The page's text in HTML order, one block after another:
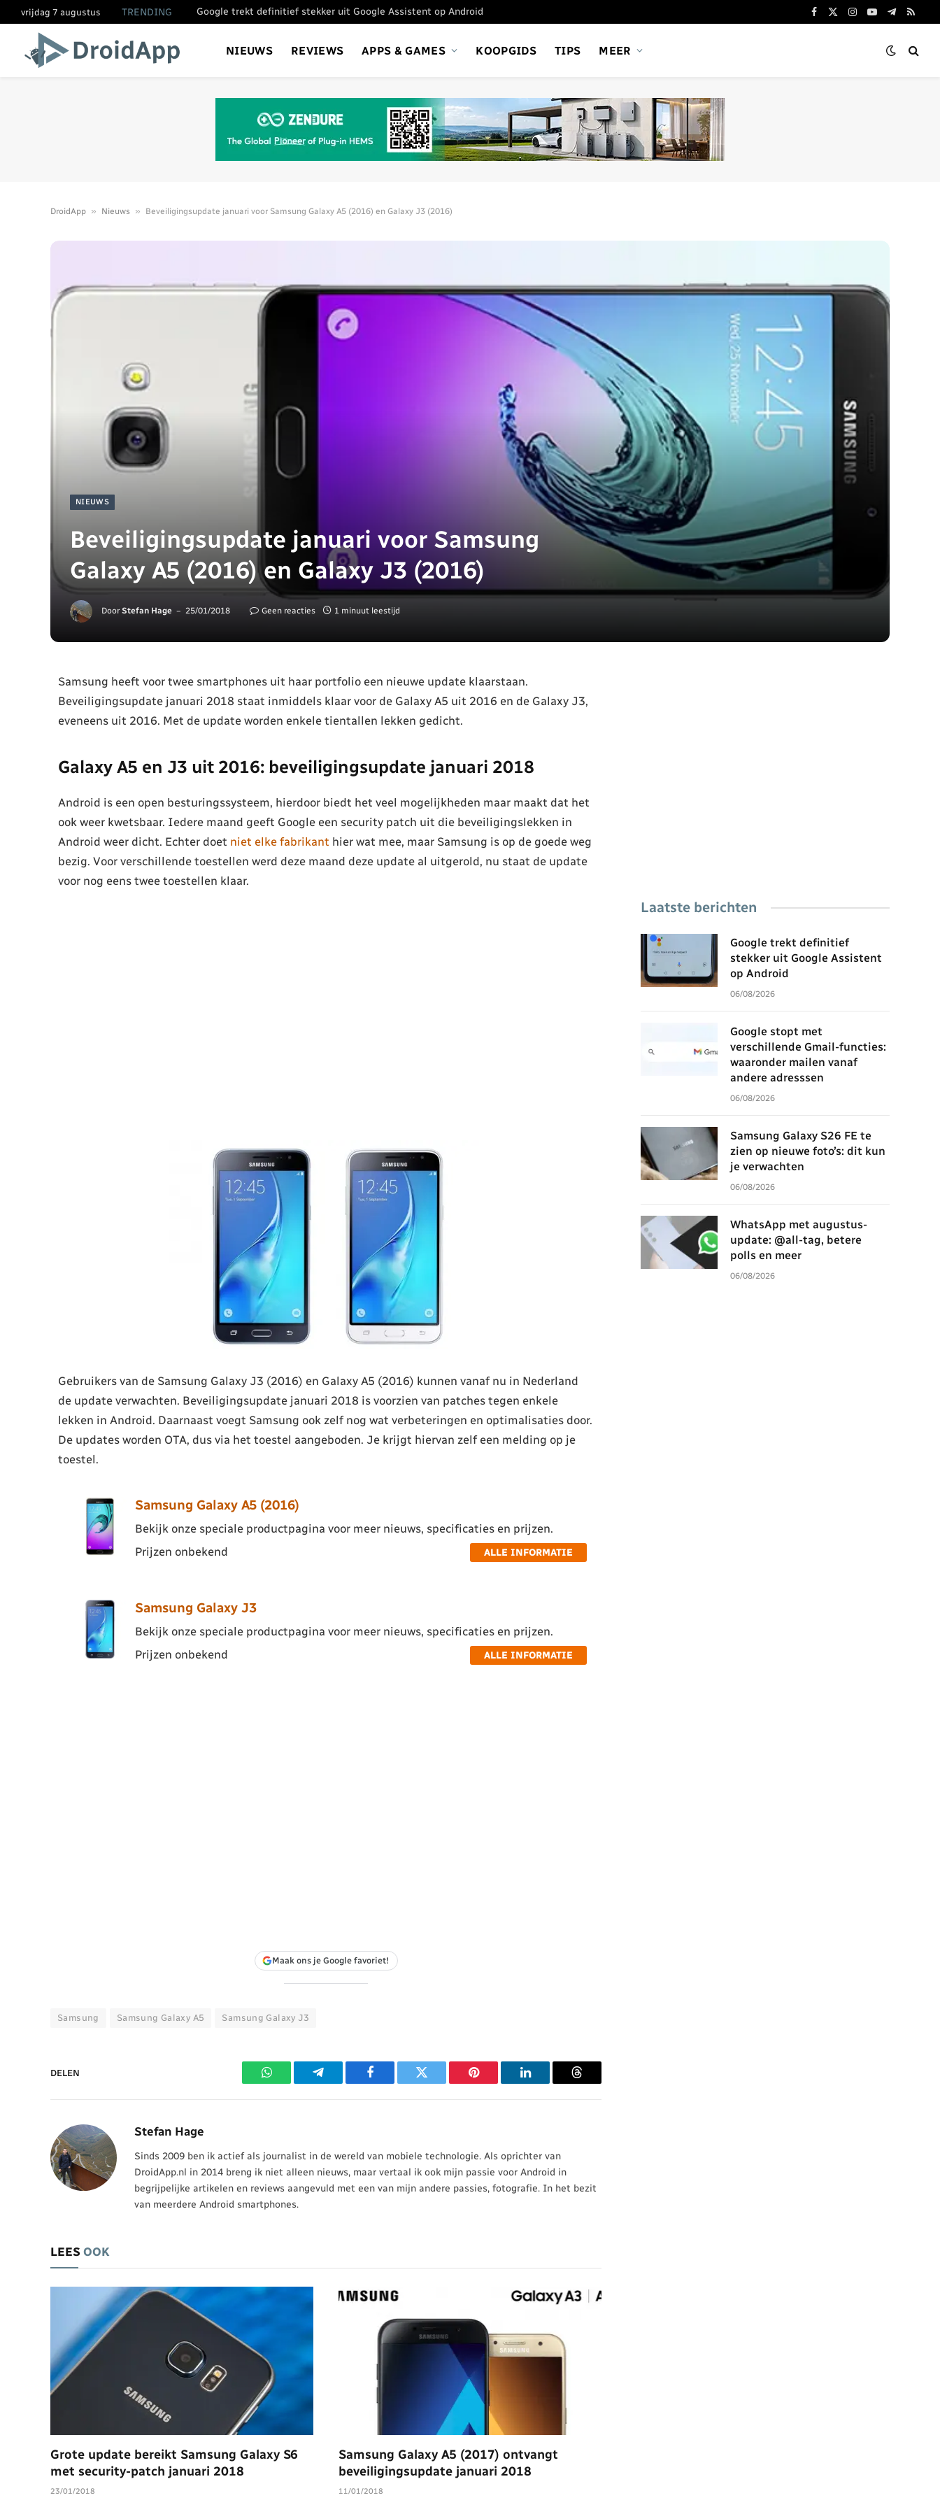
vrijdag 7 augustus TRENDING Google trekt definitief stekker uit Google Assistent op Android
Facebook
X
Instagram
YouTube
Telegram
RSS
NIEUWS REVIEWS APPS & GAMES KOOPGIDS TIPS MEER
DroidApp » Nieuws » Beveiligingsupdate januari voor Samsung Galaxy A5 (2016) en Galaxy J3 (2016)
NIEUWS
Beveiligingsupdate januari voor Samsung
Galaxy A5 (2016) en Galaxy J3 (2016)
Door Stefan Hage 25/01/2018 Geen reacties 1 minuut leestijd
Samsung heeft voor twee smartphones uit haar portfolio een nieuwe update klaarstaan.
Beveiligingsupdate januari 2018 staat inmiddels klaar voor de Galaxy A5 uit 2016 en de Galaxy J3,
eveneens uit 2016. Met de update worden enkele tientallen lekken gedicht.
Galaxy A5 en J3 uit 2016: beveiligingsupdate januari 2018
Android is een open besturingssysteem, hierdoor biedt het veel mogelijkheden maar maakt dat het
ook weer kwetsbaar. Iedere maand geeft Google een security patch uit die beveiligingslekken in
Android weer dicht. Echter doet niet elke fabrikant hier wat mee, maar Samsung is op de goede weg
bezig. Voor verschillende toestellen werd deze maand deze update al uitgerold, nu staat de update
voor nog eens twee toestellen klaar.
Gebruikers van de Samsung Galaxy J3 (2016) en Galaxy A5 (2016) kunnen vanaf nu in Nederland
de update verwachten. Beveiligingsupdate januari 2018 is voorzien van patches tegen enkele
lekken in Android. Daarnaast voegt Samsung ook zelf nog wat verbeteringen en optimalisaties door.
De updates worden OTA, dus via het toestel aangeboden. Je krijgt hiervan zelf een melding op je
toestel.
Samsung Galaxy A5 (2016)
Bekijk onze speciale productpagina voor meer nieuws, specificaties en prijzen.
Prijzen onbekend
ALLE INFORMATIE
Samsung Galaxy J3
Bekijk onze speciale productpagina voor meer nieuws, specificaties en prijzen.
Prijzen onbekend
ALLE INFORMATIE
Maak ons je Google favoriet!
Samsung Samsung Galaxy A5 Samsung Galaxy J3
DELEN
WhatsAppTelegram Facebook Twitter Pinterest LinkedIn Threads
Stefan Hage
Sinds 2009 ben ik actief als journalist in de wereld van mobiele technologie. Als oprichter van
DroidApp.nl in 2014 breng ik niet alleen nieuws, maar vertaal ik ook mijn passie voor Android in
begrijpelijke artikelen en reviews aangevuld met een van mijn andere passies, fotografie. In het bezit
van meerdere Android smartphones.
LEES OOK
Grote update bereikt Samsung Galaxy S6
met security-patch januari 2018
23/01/2018
Samsung Galaxy A5 (2017) ontvangt
beveiligingsupdate januari 2018
11/01/2018
Laatste berichten
Google trekt definitief
stekker uit Google Assistent
op Android
06/08/2026
Google stopt met
verschillende Gmail-functies:
waaronder mailen vanaf
andere adresssen
06/08/2026
Samsung Galaxy S26 FE te
zien op nieuwe foto’s: dit kun
je verwachten
06/08/2026
WhatsApp met augustus-
update: @all-tag, betere
polls en meer
06/08/2026